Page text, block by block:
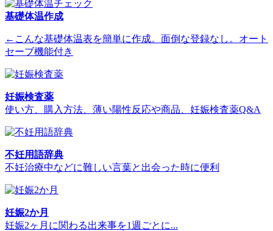
基礎体温作成
←こんな基礎体温表を簡単に作成。面倒な登録なし。オート
セーブ機能付き
妊娠検査薬
使い方、購入方法、薄い陽性反応や商品、妊娠検査薬Q&A
不妊用語辞典
不妊治療中などに難しい言葉と出会った時に便利
妊娠2か月
妊娠2ヶ月に関わる出来事を1週ごとに...